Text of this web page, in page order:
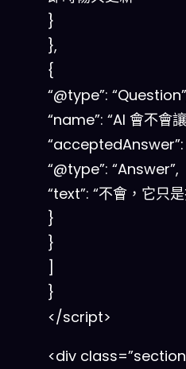
}
},
{
“@type”:
“name”: “AI 會不會
“@type”: “Answer”,
“text”: “不會，它只
}
}
]
}
</script>
<div